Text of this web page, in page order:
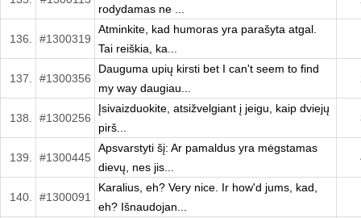
rodydamas ne ...
136. #1300319
Atminkite, kad humoras yra parašyta atgal.
Tai reiškia, ka...
137. #1300356
Dauguma upių kirsti bet I can't seem to find
my way daugiau...
138. #1300256
Įsivaizduokite, atsižvelgiant į jeigu, kaip dviejų
pirš...
139. #1300445
Apsvarstyti šį: Ar pamaldus yra mėgstamas
dievų, nes jis...
140. #1300091
Karalius, eh? Very nice. Ir how'd jums, kad,
eh? Išnaudojan...